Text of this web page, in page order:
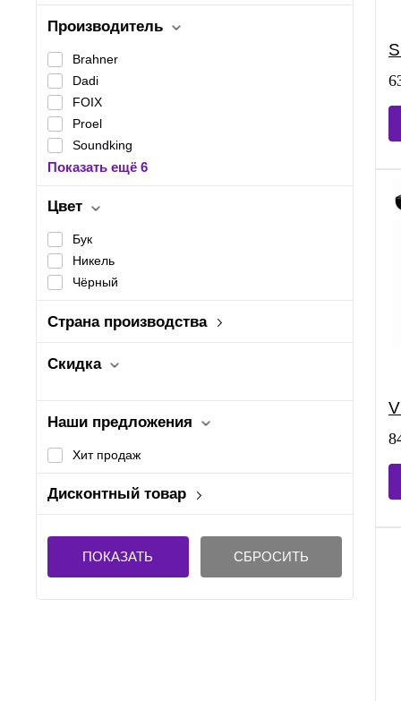
Производитель
Brahner
Dadi
FOIX
Proel
Soundking
Показать ещё 6
Цвет
Бук
Никель
Чёрный
Страна производства
Китай
Скидка
Наши предложения
Хит продаж
Дисконтный товар
Нет
ПОКАЗАТЬ СБРОСИТЬ